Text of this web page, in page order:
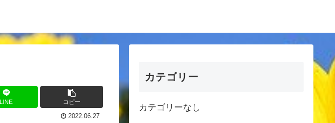
LINE コピー
2022.06.27
カテゴリー
カテゴリーなし